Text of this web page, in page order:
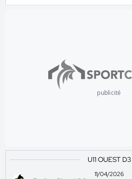
publicité
U11 OUEST D3
11/04/2026